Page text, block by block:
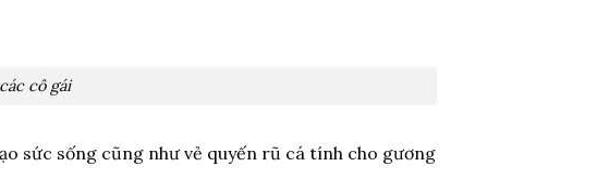
cô gái
sức sống cũng như vẻ quyến rũ cá tính cho gương